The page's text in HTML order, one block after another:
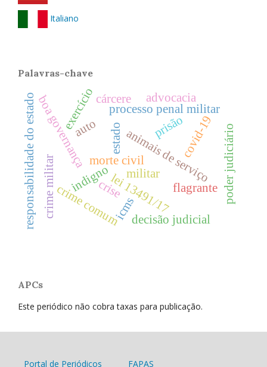
Italiano
Palavras-chave
animais de serviço
crise
morte civil
indigno
prisão
flagrante
auto
crime comum
crime militar lei 13491/17
processo penal militar
covid-19
boa governança
responsabilidade do estado poder judiciário
militar
exercício advocacia
decisão judicial
estado
icms
cárcere
APCs
Este periódico não cobra taxas para publicação.
Portal de Periódicos FAPAS